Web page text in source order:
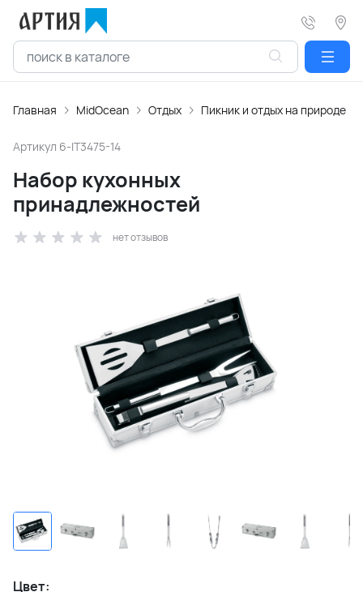
Главная MidOcean Отдых Пикник и отдых на природе
Артикул 6-IT3475-14
Набор кухонных
принадлежностей
нет отзывов
Цвет: